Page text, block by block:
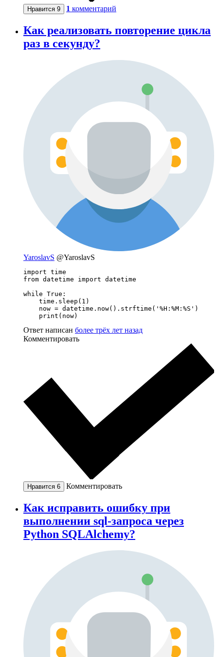
Нравится 9 1 комментарий
Как реализовать повторение цикла
раз в секунду?
YaroslavS @YaroslavS
import time
from datetime import datetime
while True:
    time.sleep(1)
    now = datetime.now().strftime('%H:%M:%S')
    print(now)
Ответ написан более трёх лет назад
Комментировать
Нравится 6 Комментировать
Как исправить ошибку при
выполнении sql-запроса через
Python SQLAlchemy?